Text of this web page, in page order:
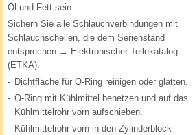
Öl und Fett sein.
Sichern Sie alle Schlauchverbindungen mit
Schlauchschellen, die dem Serienstand
entsprechen → Elektronischer Teilekatalog
(ETKA).
- Dichtfläche für O-Ring reinigen oder glätten.
- O-Ring mit Kühlmittel benetzen und auf das
Kühlmittelrohr vorn aufschieben.
- Kühlmittelrohr vorn in den Zylinderblock